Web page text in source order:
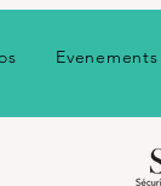
Evenements